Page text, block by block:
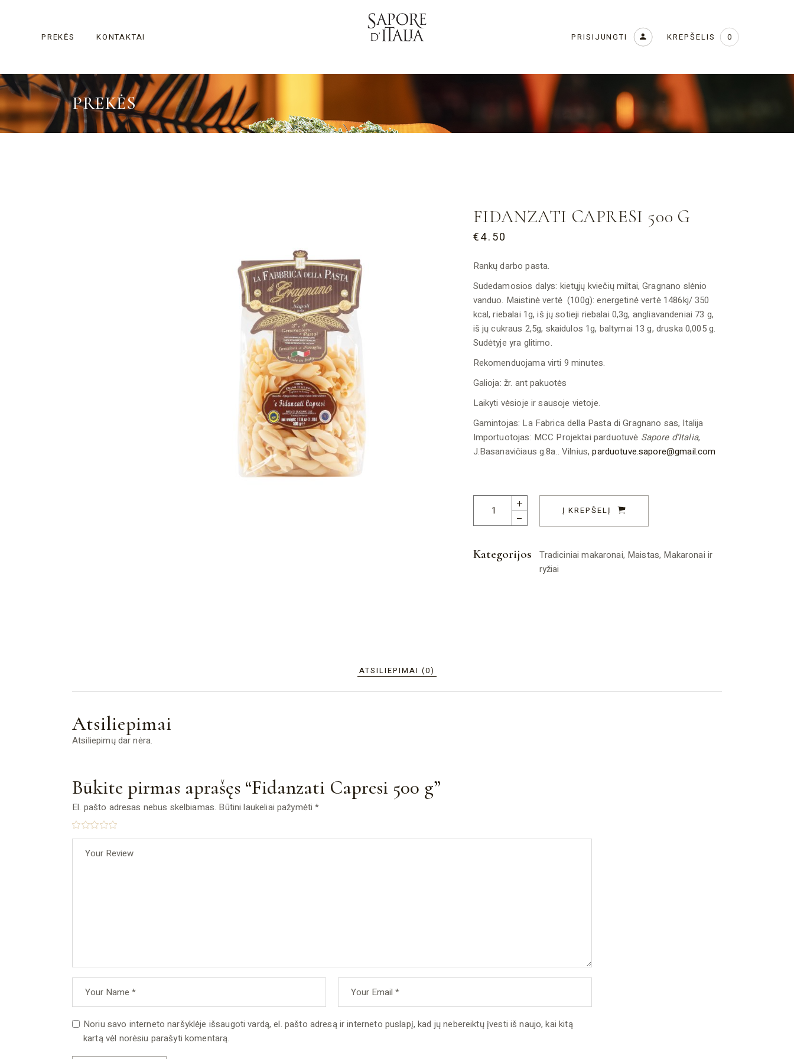
PREKĖS KONTAKTAI PRISIJUNGTI KREPŠELIS 0
PREKĖS
FIDANZATI CAPRESI 500 G
€4.50
Rankų darbo pasta.
Sudedamosios dalys: kietųjų kviečių miltai, Gragnano slėnio
vanduo. Maistinė vertė (100g): energetinė vertė 1486kj/ 350
kcal, riebalai 1g, iš jų sotieji riebalai 0,3g, angliavandeniai 73 g,
iš jų cukraus 2,5g, skaidulos 1g, baltymai 13 g, druska 0,005 g.
Sudėtyje yra glitimo.
Rekomenduojama virti 9 minutes.
Galioja: žr. ant pakuotės
Laikyti vėsioje ir sausoje vietoje.
Gamintojas: La Fabrica della Pasta di Gragnano sas, Italija
Importuotojas: MCC Projektai parduotuvė Sapore d‘Italia,
J.Basanavičiaus g.8a.. Vilnius,parduotuve.sapore@gmail.com
Fidanzati Capresi 500 g quantity
Į KREPŠELĮ
Kategorijos Tradiciniai makaronai, Maistas, Makaronai ir
ryžiai
ATSILIEPIMAI (0)
Atsiliepimai
Atsiliepimų dar nėra.
Būkite pirmas aprašęs “Fidanzati Capresi 500 g”
El. pašto adresas nebus skelbiamas. Būtini laukeliai pažymėti*
Noriu savo interneto naršyklėje išsaugoti vardą, el. pašto adresą ir interneto puslapį, kad jų nebereiktų įvesti iš naujo, kai kitą
kartą vėl norėsiu parašyti komentarą.